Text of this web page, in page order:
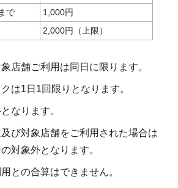
で
1,000円
2,000円（上限）
店舗ご利用は同日に限ります。
は1日1回限りとなります。
なります。
び対象店舗をご利用された場合は
対象外となります。
との合算はできません。